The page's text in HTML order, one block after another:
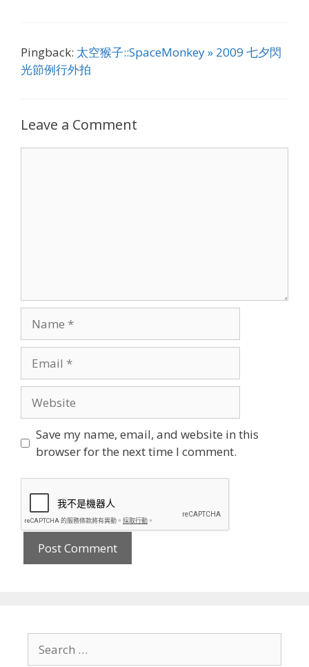
Pingback: 太空猴子::SpaceMonkey » 2009 七夕閃
光節例行外拍
Leave a Comment
Save my name, email, and website in this
browser for the next time I comment.
for: